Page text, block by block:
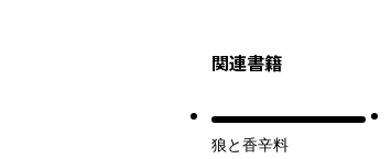
関連書籍
狼と香辛料